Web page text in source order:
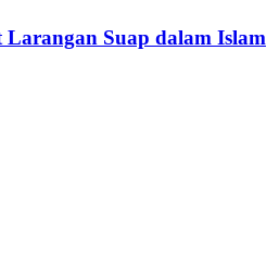
Suap dalam Islam